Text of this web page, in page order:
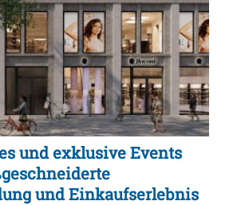
und exklusive Events
und Einkaufserlebnis